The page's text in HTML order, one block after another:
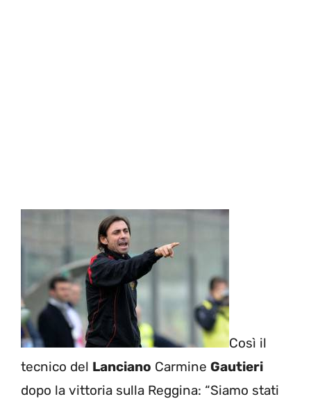
Così il
tecnico del Lanciano Carmine Gautieri
dopo la vittoria sulla Reggina: “Siamo stati